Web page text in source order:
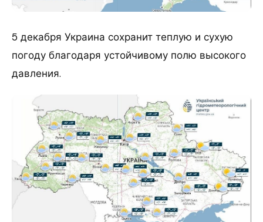
5 декабря Украина сохранит теплую и сухую
погоду благодаря устойчивому полю высокого
давления.